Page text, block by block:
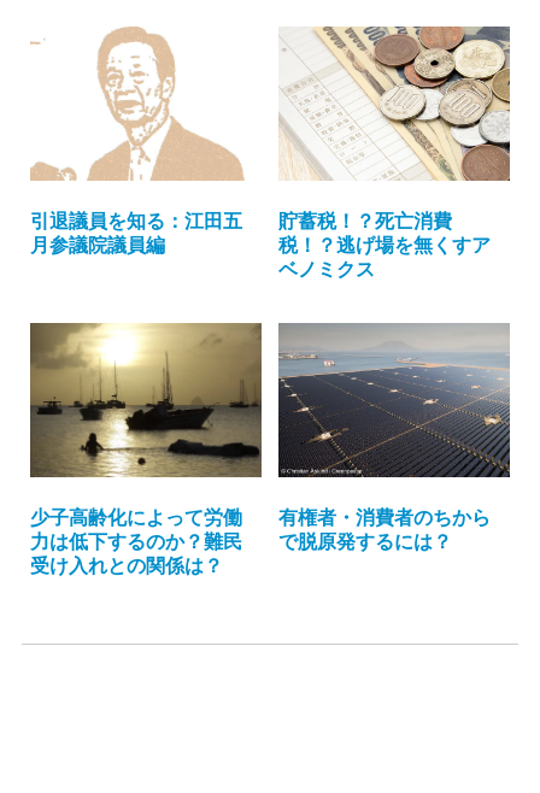
引退議員を知る：江田五
月参議院議員編
貯蓄税！？死亡消費
税！？逃げ場を無くすア
ベノミクス
少子高齢化によって労働
力は低下するのか？難民
受け入れとの関係は？
有権者・消費者のちから
で脱原発するには？